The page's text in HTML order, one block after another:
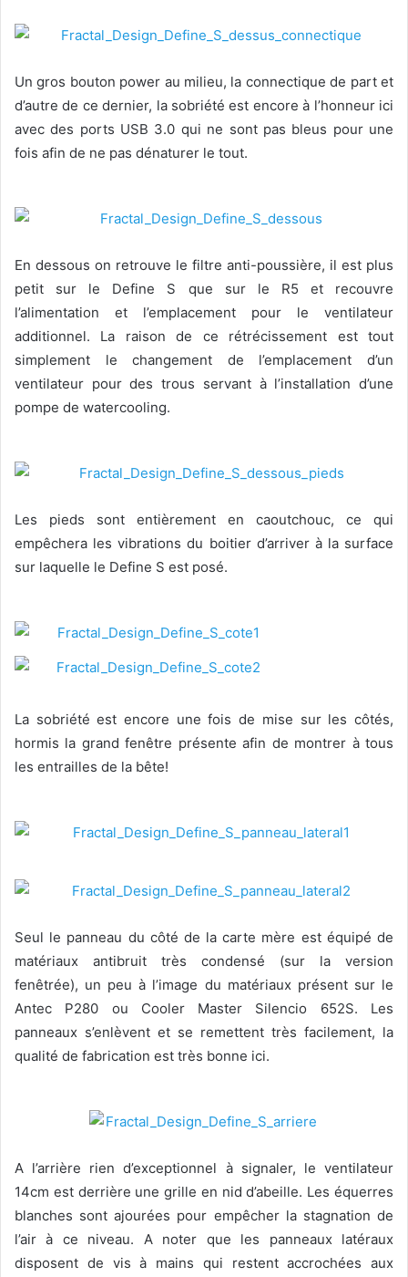
Un gros bouton power au milieu, la connectique de part et
d’autre de ce dernier, la sobriété est encore à l’honneur ici
avec des ports USB 3.0 qui ne sont pas bleus pour une
fois afin de ne pas dénaturer le tout.
En dessous on retrouve le filtre anti-poussière, il est plus
petit sur le Define S que sur le R5 et recouvre
l’alimentation et l’emplacement pour le ventilateur
additionnel. La raison de ce rétrécissement est tout
simplement le changement de l’emplacement d’un
ventilateur pour des trous servant à l’installation d’une
pompe de watercooling.
Les pieds sont entièrement en caoutchouc, ce qui
empêchera les vibrations du boitier d’arriver à la surface
sur laquelle le Define S est posé.
La sobriété est encore une fois de mise sur les côtés,
hormis la grand fenêtre présente afin de montrer à tous
les entrailles de la bête!
Seul le panneau du côté de la carte mère est équipé de
matériaux antibruit très condensé (sur la version
fenêtrée), un peu à l’image du matériaux présent sur le
Antec P280 ou Cooler Master Silencio 652S. Les
panneaux s’enlèvent et se remettent très facilement, la
qualité de fabrication est très bonne ici.
A l’arrière rien d’exceptionnel à signaler, le ventilateur
14cm est derrière une grille en nid d’abeille. Les équerres
blanches sont ajourées pour empêcher la stagnation de
l’air à ce niveau. A noter que les panneaux latéraux
disposent de vis à mains qui restent accrochées aux